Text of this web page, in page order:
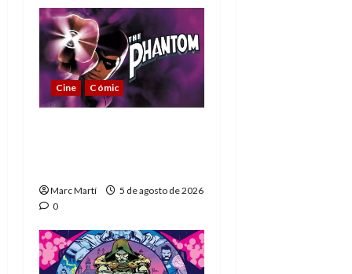
Cine Cómic
Marc Martí
5 de agosto de 2026
0